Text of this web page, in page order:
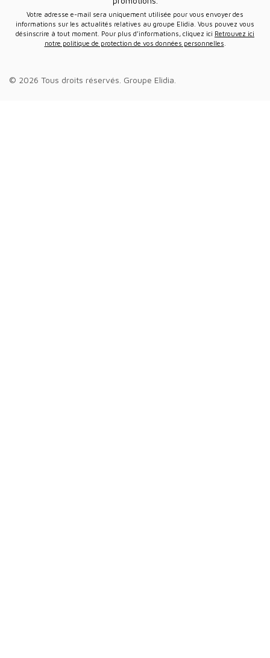
Votre adresse e-mail sera uniquement utilisée pour vous envoyer des
informations sur les actualités relatives au groupe Elidia. Vous pouvez vous
désinscrire à tout moment. Pour plus d’informations, cliquez ici Retrouvez ici
notre politique de protection de vos données personnelles
© 2026 Tous droits réservés. Groupe Elidia